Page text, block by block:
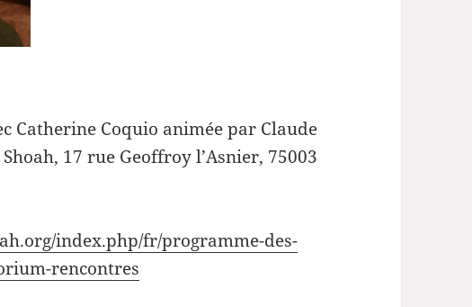
Catherine Coquio animée par Claude
17 rue Geoffroy l’Asnier, 75003
index.php/fr/programme-des-
rencontres